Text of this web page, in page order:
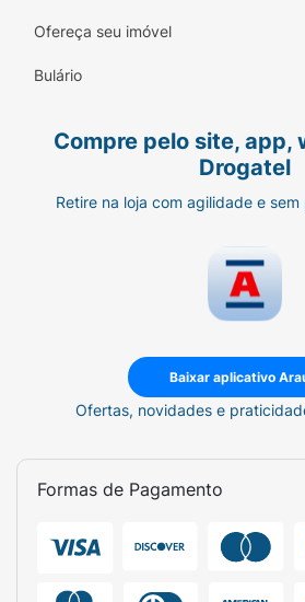
Ofereça seu imóvel
Bulário
Compre pelo site, app,
Drogatel
Retire na loja com agilidade e
Baixar aplicativo
Ofertas, novidades e
Formas de Pagamento